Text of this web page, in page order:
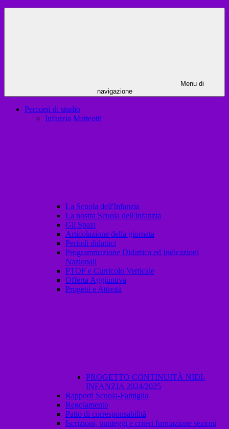
Menu di
navigazione
Percorsi di studio
Infanzia Matteotti
La Scuola dell'Infanzia
La nostra Scuola dell'Infanzia
Gli Spazi
Articolazione della giornata
Periodi didattici
Programmazione Didattica ed Indicazioni
Nazionali
PTOF e Curricolo Verticale
Offerta Aggiuntiva
Progetti e Attività
PROGETTO CONTINUITÀ NIDI-
INFANZIA 2024/2025
Rapporti Scuola-Famiglia
Regolamento
Patto di corresponsabilità
Iscrizioni, punteggi e criteri formazione sezioni